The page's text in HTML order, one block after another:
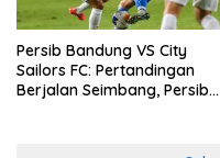
Persib Bandung VS City
Sailors FC: Pertandingan
Berjalan Seimbang, Persib